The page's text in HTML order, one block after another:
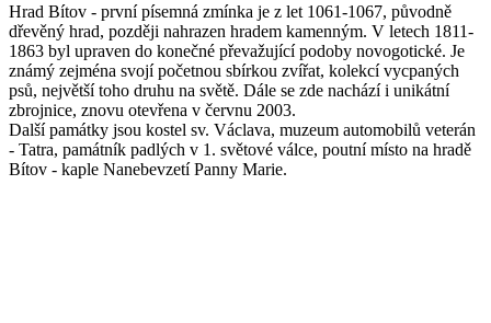
Hrad Bítov - první písemná zmínka je z let 1061-1067, původně
dřevěný hrad, později nahrazen hradem kamenným. V letech 1811-
1863 byl upraven do konečné převažující podoby novogotické. Je
známý zejména svojí početnou sbírkou zvířat, kolekcí vycpaných
psů, největší toho druhu na světě. Dále se zde nachází i unikátní
zbrojnice, znovu otevřena v červnu 2003.
Další památky jsou kostel sv. Václava, muzeum automobilů veterán
- Tatra, památník padlých v 1. světové válce, poutní místo na hradě
Bítov - kaple Nanebevzetí Panny Marie.